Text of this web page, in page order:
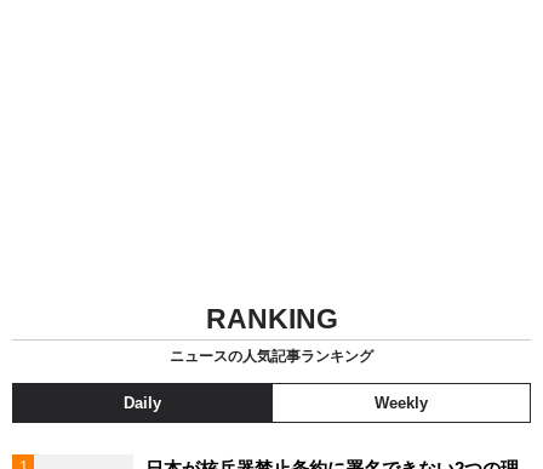
RANKING
ニュースの人気記事ランキング
Daily Weekly